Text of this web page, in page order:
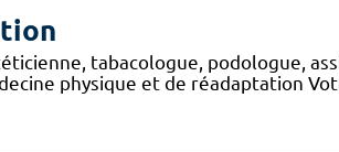
tabacologue, podologue,
physique et de réadaptation